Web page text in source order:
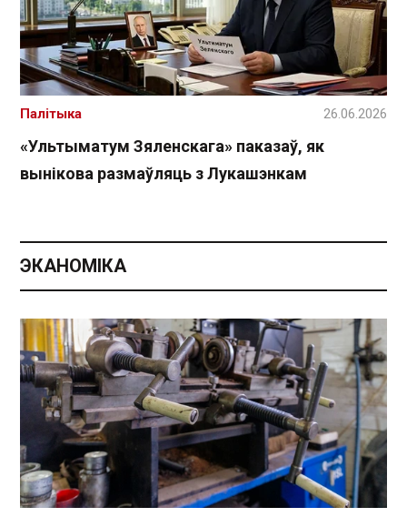
«Ультыматум Зяленскага» паказаў, як
вынікова размаўляць з Лукашэнкам
Палітыка 26.06.2026
ЭКАНОМІКА